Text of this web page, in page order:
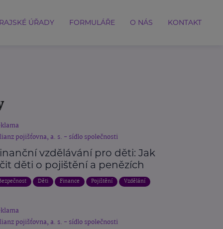
ÚŘADY FORMULÁŘE O NÁS KONTAKT
pojišťovna, a. s. - sídlo společnosti
vzdělávání pro děti: Jak
děti o pojištění a penězích
Děti Finance Pojištění Vzdělání
pojišťovna, a. s. - sídlo společnosti